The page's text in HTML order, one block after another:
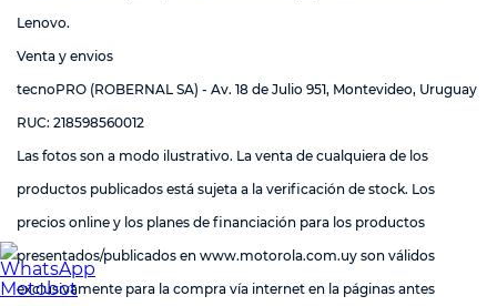
Lenovo.
Venta y envios
tecnoPRO (ROBERNAL SA) - Av. 18 de Julio 951, Montevideo, Uruguay
RUC: 218598560012
Las fotos son a modo ilustrativo. La venta de cualquiera de los
productos publicados está sujeta a la verificación de stock. Los
precios online y los planes de financiación para los productos
presentados/publicados en www.motorola.com.uy son válidos
exclusivamente para la compra vía internet en la páginas antes